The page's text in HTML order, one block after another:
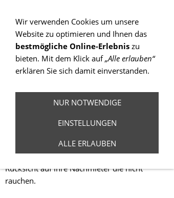
Website, die für mobile Geräte optimiert wurde.
Zur Desktop-Version
Hinweis nicht mehr anzeigen
Ferienhäuser
Bitte beachten sie, dass in den Ferienhäusern
nicht geraucht werden darf. Nehmen sie bitte
Rücksicht auf ihre Nachmieter die nicht
rauchen.
Wir verwenden Cookies um unsere
Website zu optimieren und Ihnen das
bestmögliche Online-Erlebnis zu
bieten. Mit dem Klick auf„Alle erlauben“
erklären Sie sich damit einverstanden.
NUR NOTWENDIGE
EINSTELLUNGEN
ALLE ERLAUBEN